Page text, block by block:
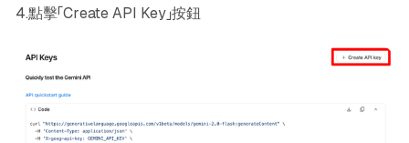
4.點擊「Create API Key」按鈕